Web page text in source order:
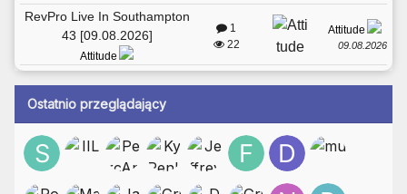
RevPro Live In Southampton
43 [09.08.2026]
Attitude
1
22
Attitude
09.08.2026
Ostatnio przeglądający